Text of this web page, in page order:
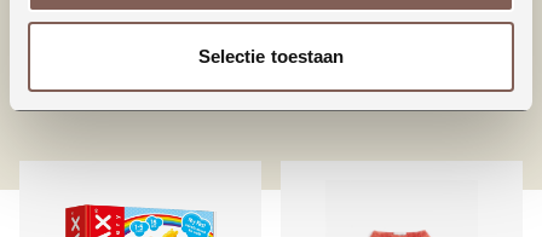
Selectie toestaan
een fijne pasvorm.
nieuw binnen